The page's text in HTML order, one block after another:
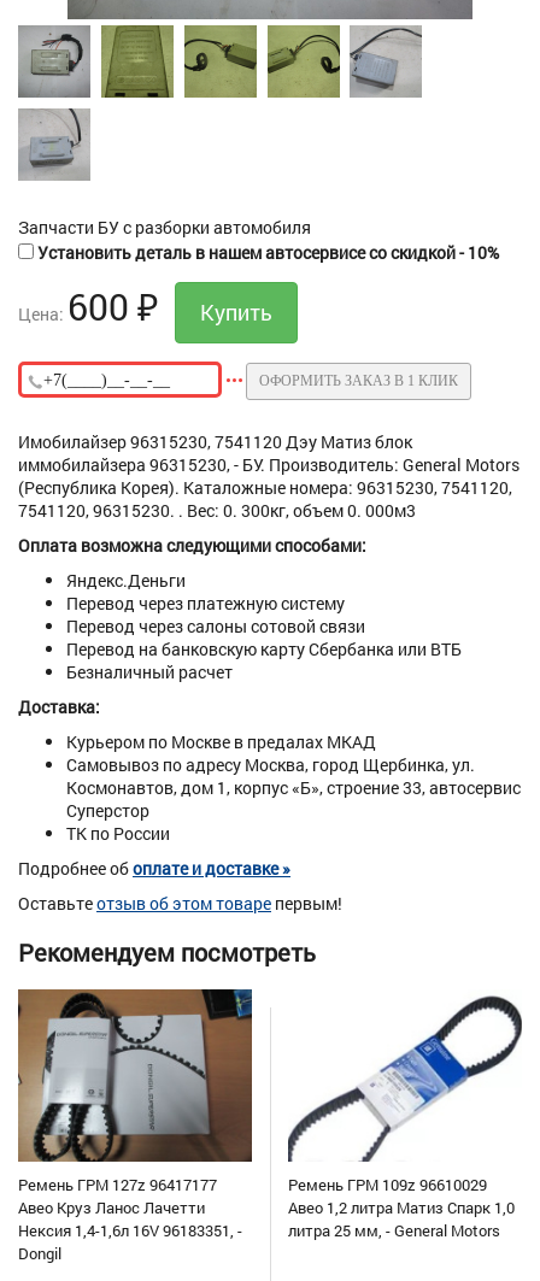
Запчасти БУ с разборки автомобиля
Установить деталь в нашем автосервисе со скидкой - 10%
Цена: 600 ₽
ОФОРМИТЬ ЗАКАЗ В 1 КЛИК
Имобилайзер 96315230, 7541120 Дэу Матиз блок
иммобилайзера 96315230, - БУ. Производитель: General Motors
(Республика Корея). Каталожные номера: 96315230, 7541120,
7541120, 96315230. . Вес: 0. 300кг, объем 0. 000м3
Оплата возможна следующими способами:
Яндекс.Деньги
Перевод через платежную систему
Перевод через салоны сотовой связи
Перевод на банковскую карту Сбербанка или ВТБ
Безналичный расчет
Доставка:
Курьером по Москве в предалах МКАД
Самовывоз по адресу Москва, город Щербинка, ул.
Космонавтов, дом 1, корпус «Б», строение 33, автосервис
Суперстор
ТК по России
Подробнее обоплате и доставке »
Оставьтеотзыв об этом товаре первым!
Рекомендуем посмотреть
Ремень ГРМ 127z 96417177
Авео Круз Ланос Лачетти
Нексия 1,4-1,6л 16V 96183351, -
Dongil
Ремень ГРМ 109z 96610029
Авео 1,2 литра Матиз Спарк 1,0
литра 25 мм, - General Motors